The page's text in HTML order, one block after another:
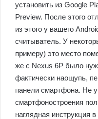
установить из Google
Preview. После этого
из этого у вашего
считыватель. У
примеру) это место
же с Nexus 6P было
фактически наощупь,
панели смартфона. Не
смартфоностроения
наглядная инструкция